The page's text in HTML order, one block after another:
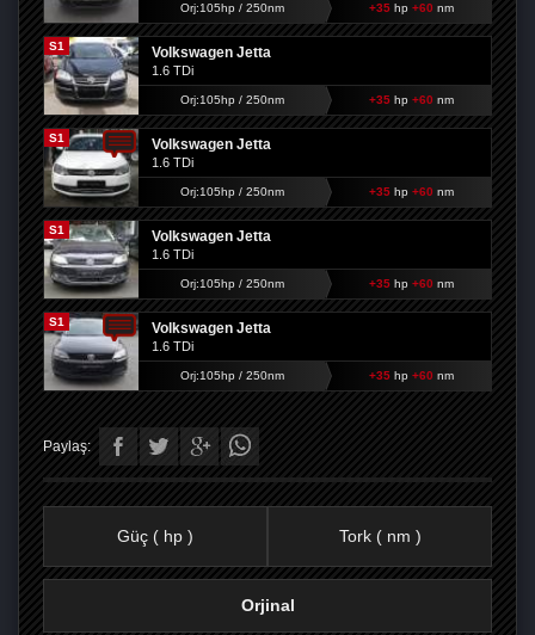
Orj:105hp / 250nm +35hp +60 nm
S1 Volkswagen Jetta
1.6 TDi
Orj:105hp / 250nm +35hp +60 nm
S1 Volkswagen Jetta
1.6 TDi
Orj:105hp / 250nm +35hp +60 nm
S1 Volkswagen Jetta
1.6 TDi
Orj:105hp / 250nm +35hp +60 nm
S1 Volkswagen Jetta
1.6 TDi
Orj:105hp / 250nm +35hp +60 nm
Paylaş:
Güç ( hp ) Tork ( nm )
Orjinal